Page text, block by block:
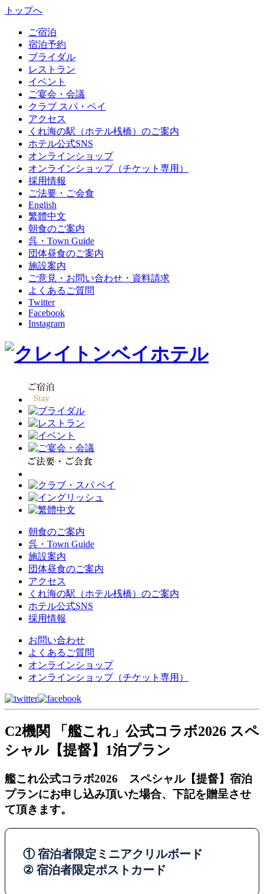
トップへ
ご宿泊
宿泊予約
ブライダル
レストラン
イベント
ご宴会・会議
クラブ スパ・ベイ
アクセス
くれ海の駅（ホテル桟橋）のご案内
ホテル公式SNS
オンラインショップ
オンラインショップ（チケット専用）
採用情報
ご法要・ご会食
English
繁體中文
朝食のご案内
呉・Town Guide
団体昼食のご案内
施設案内
ご意見・お問い合わせ・資料請求
よくあるご質問
Twitter
Facebook
Instagram
朝食のご案内
呉・Town Guide
施設案内
団体昼食のご案内
アクセス
くれ海の駅（ホテル桟橋）のご案内
ホテル公式SNS
採用情報
お問い合わせ
よくあるご質問
オンラインショップ
オンラインショップ（チケット専用）
C2機関 「艦これ」公式コラボ2026 スペ
シャル【提督】1泊プラン
艦これ公式コラボ2026 スペシャル【提督】宿泊
プランにお申し込み頂いた場合、下記を贈呈させ
て頂きます。
① 宿泊者限定ミニアクリルボード
② 宿泊者限定ポストカード